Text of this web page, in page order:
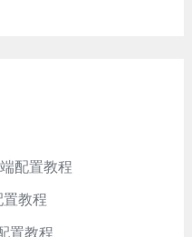
配置教程
教程
置教程